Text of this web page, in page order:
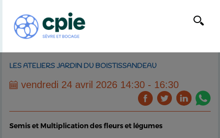
LES ATELIERS JARDIN DU BOISTISSANDEAU
vendredi 24 avril 2026 14:30 - 16:30
Semis et Multiplication des fleurs et légumes